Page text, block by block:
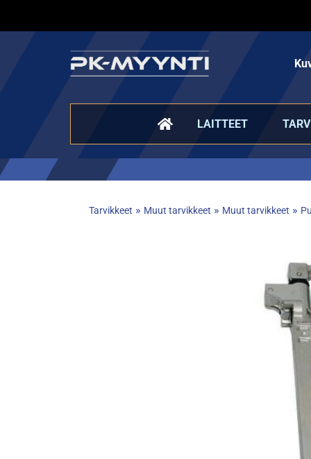
LAITTEET
Tarvikkeet » Muut tarvikkeet » Muut tarvikkeet »